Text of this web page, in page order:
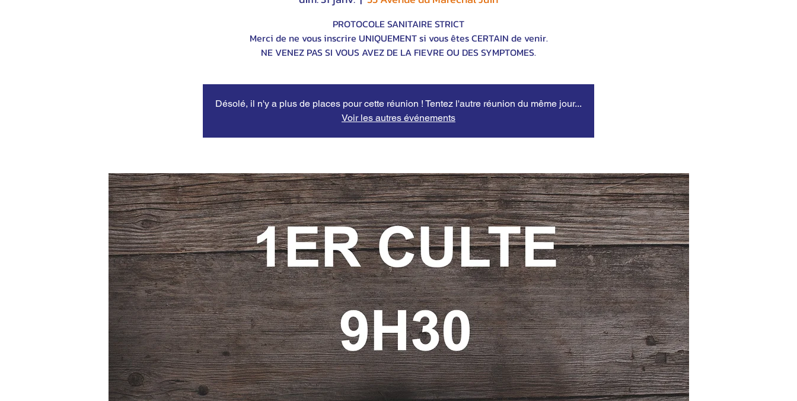
PROTOCOLE SANITAIRE STRICT
Merci de ne vous inscrire UNIQUEMENT si vous êtes CERTAIN de venir.
NE VENEZ PAS SI VOUS AVEZ DE LA FIEVRE OU DES SYMPTOMES.
Désolé, il n'y a plus de places pour cette réunion ! Tentez l'autre réunion du même jour...
Voir les autres événements